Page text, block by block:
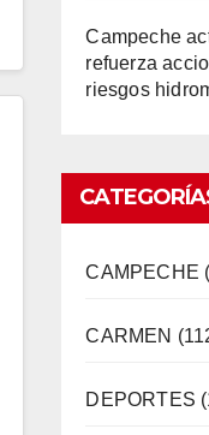
Campeche
refuerza
riesgos
CAMPECHE
CARMEN
DEPORTES